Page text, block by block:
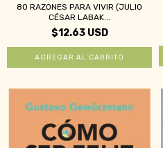
80 RAZONES PARA VIVIR (JULIO
CÉSAR LABAK...
$12.63 USD